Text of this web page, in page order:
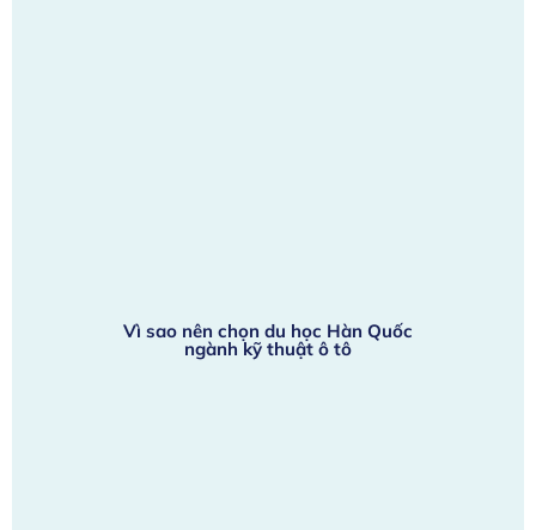
Vì sao nên chọn du học Hàn Quốc
ngành kỹ thuật ô tô